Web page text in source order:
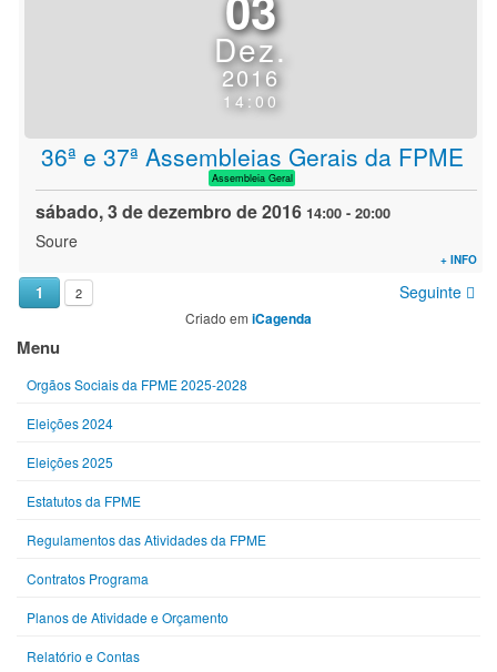
Dez.
2016
14:00
36ª e 37ª Assembleias Gerais da FPME
Assembleia Geral
sábado, 3 de dezembro de 2016 14:00 - 20:00
Soure
+ INFO
1 2 Seguinte
Criado em iCagenda
Menu
Orgãos Sociais da FPME 2025-2028
Eleições 2024
Eleições 2025
Estatutos da FPME
Regulamentos das Atividades da FPME
Contratos Programa
Planos de Atividade e Orçamento
Relatório e Contas